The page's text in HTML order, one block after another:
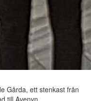
Gårda, ett stenkast från